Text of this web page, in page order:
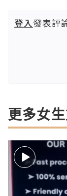
登入發表評
更多女